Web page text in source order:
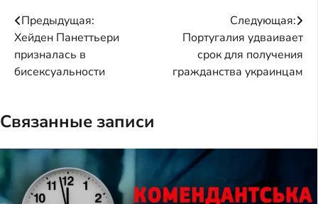
Навигация
по
записям
Предыдущая:
Хейден Панеттьери
призналась в
бисексуальности
Следующая:
Португалия удваивает
срок для получения
гражданства украинцам
Связанные записи